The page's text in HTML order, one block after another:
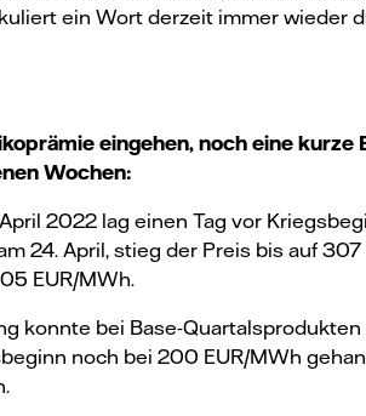
ein Wort derzeit immer wieder
eingehen, noch eine
Wochen:
2022 lag einen Tag vor
24. April, stieg der Preis bis auf
EUR/MWh.
konnte bei Base-Quartalsprodukten
noch bei 200 EUR/MWh